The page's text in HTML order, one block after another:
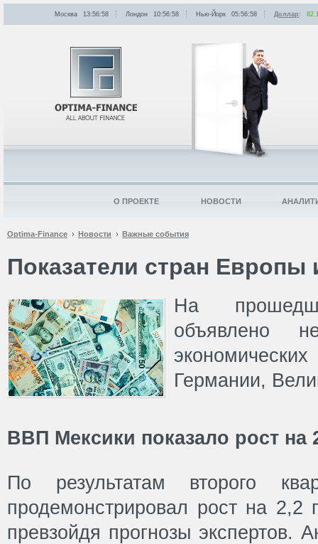
Optima-Finance Новости Важные события
Показатели стран Европы
На
объявлено
Германии,
ВВП Мексики показало рост на
По результатам второго
продемонстрировал рост на 2,2
превзойдя прогнозы экспертов.
Москва 13:56:58 Лондон 10:56:58 Нью-Йорк 05:56:58 Доллар:
О ПРОЕКТЕ НОВОСТИ